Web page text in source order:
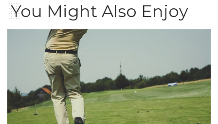
You Might Also Enjoy